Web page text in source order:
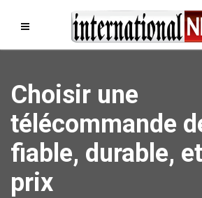
Choisir une
télécommande
fiable, durable,
prix